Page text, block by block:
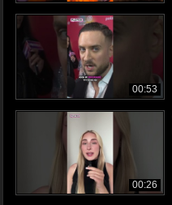
00:53
00:26